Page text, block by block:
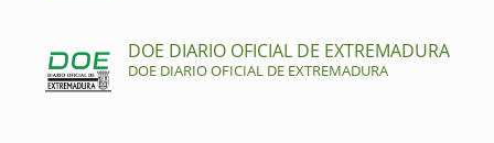
DOE DIARIO OFICIAL DE EXTREMADURA
DOE DIARIO OFICIAL DE EXTREMADURA